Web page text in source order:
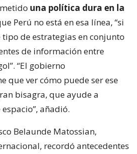
una política dura en la
Perú no está en esa línea, “si
de estrategias en conjunto
de información entre
“El gobierno
que ver cómo puede ser ese
bisagra, que ayude a
añadió.
Belaunde Matossian,
recordó antecedentes